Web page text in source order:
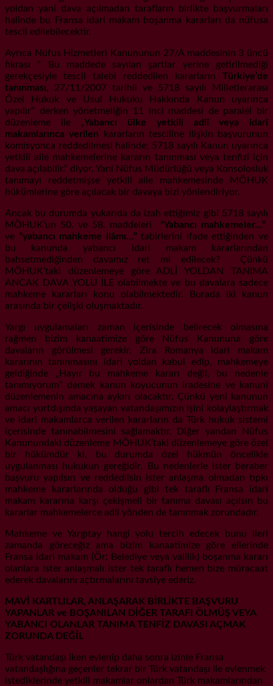
yoldan yani dava açılmadan tarafların birlikte başvurmaları
halinde bu Fransa idari makam boşanma kararları da nüfusa
tescil edilebilecektir.
Ayrıca Nüfus Hizmetleri Kanununun 27/A maddesinin 3 üncü
fıkrası “ Bu maddede sayılan şartlar yerine getirilmediği
gerekçesiyle tescil talebi reddedilen kararların Türkiye’de
tanınması,
27/11/2007 tarihli ve 5718 sayılı Milletlerarası
Özel Hukuk ve Usul Hukuku Hakkında Kanun uyarınca
yapılır“ derken yönetmeliğin 11 inci maddesi de paralel bir
düzenleme ile „Yabancı ülke yetkili adlî veya idarî
makamlarınca verilen kararların tesciline ilişkin başvurunun
komisyonca reddedilmesi halinde; 5718 sayılı Kanun uyarınca
yetkili aile mahkemelerine kararın tanınması veya tenfizi için
dava açılabilir.“ diyor. Yani Nüfus Müdürlüğü veya Konsolosluk
tanımayı reddetmişse yetkili aile mahkemesinde MÖHUK
hükümlerine göre açılacak bir davaya bizi yönlendiriyor.
Ancak bu durumda yukarıda da izah ettiğimiz gibi 5718 sayılı
MÖHUK’un 50. ve 58. maddeleri “Yabancı mahkemeler…”
ve “yabancı mahkeme ilâmı…”tabirlerini ifade ettiğinden ve
bu kanunda yabancı idari makam kararlarından
bahsetmediğinden davamız ret mi edilecek? Çünkü
MÖHUK’taki düzenlemeye göre ADLİ YOLDAN TANIMA
ANCAK DAVA YOLU İLE olabilmekte ve bu davalara sadece
mahkeme kararları konu olabilmektedir. Burada iki kanun
arasında bir çelişki oluşmaktadır.
Yargı uygulamaları zaman içerisinde belirecek olmasına
rağmen bizim kanaatimize göre Nüfus Kanununa göre
davaların görülmesi gerekir. Zira Romanya idari makam
kararının tanınmasını idari yoldan kabul edip, mahkemeye
geldiğinde „Hayır bu mahkeme kararı değil, bu nedenle
tanımıyorum“ demek kanun koyucunun iradesine ve kanuni
düzenlemenin amacına aykırı olacaktır. Çünkü yeni kanunun
amacı yurtdışında yaşayan vatandaşımızın işini kolaylaştırmak
ve idari makamlarca verilen kararların da Türk hukuk sistemi
içerisinde tanınabilmesini sağlamaktır. Diğer yandan Nüfus
Kanunundaki düzenleme MÖHUK’taki düzenlemeye göre özel
bir hükümdür ki, bu durumda özel hükmün öncelikle
uygulanması hukukun gereğidir. Bu nedenlerle ister beraber
başvuru yapılsın ve reddedilsin ister anlaşma olmadan tıpkı
mahkeme kararlarında olduğu gibi tek taraflı Fransa idari
makam kararına karşı çekişmeli bir tanıma davası açılsın bu
kararlar mahkemelerce adli yönden de tanınmak zorundadır.
Mahkeme ve Yargıtay hangi yolu tercih edecek bunu ileri
zamanda göreceğiz ama bizim kanaatimize göre ellerinde
Fransa idari makam (Ör: Belediye veya valilik) boşanma kararı
olanlara ister anlaşmalı ister tek taraflı hemen bize müracaat
ederek davalarını açtırmalarını tavsiye ederiz.
MAVİ KARTLILAR, ANLAŞARAK BİRLİKTE BAŞVURU
YAPANLAR ve BOŞANILAN DİĞER TARAFI ÖLMÜŞ VEYA
YABANCI OLANLAR TANIMA TENFİZ DAVASI AÇMAK
ZORUNDA DEĞİL
Türk vatandaşı iken evlenip daha sonra izinle Fransa
vatandaşlığına geçenler tekrar bir Türk vatandaşı ile evlenmek
istediklerinde yetkili makamlar onlardan Türk makamlarından